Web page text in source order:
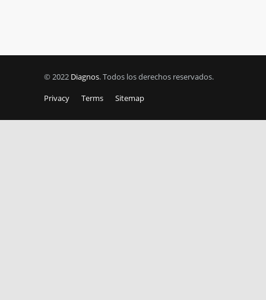
© 2022 Diagnos. Todos los derechos reservados.
Privacy
Terms Sitemap